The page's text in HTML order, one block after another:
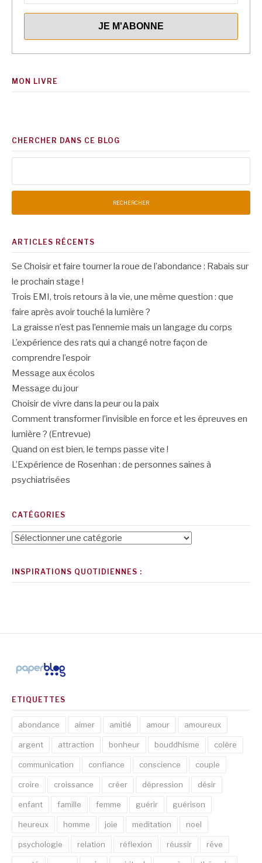
MON LIVRE
CHERCHER DANS CE BLOG
ARTICLES RÉCENTS
Se Choisir et faire tourner la roue de l’abondance : Rabais sur
le prochain stage !
Trois EMI, trois retours à la vie, une même question : que
faire après avoir touché la lumière ?
La graisse n’est pas l’ennemie mais un langage du corps
L’expérience des rats qui a changé notre façon de
comprendre l’espoir
Message aux écolos
Message du jour
Choisir de vivre dans la peur ou la paix
Comment transformer l’invisible en force et les épreuves en
lumière ? (Entrevue)
Quand on est bien, le temps passe vite !
L’Expérience de Rosenhan : de personnes saines à
psychiatrisées
CATÉGORIES
Catégories
INSPIRATIONS QUOTIDIENNES :
ETIQUETTES
abondance aimer amitié amour amoureux
argent attraction bonheur bouddhisme colère
communication confiance conscience couple
croire croissance créer dépression désir
enfant famille femme guérir guérison
heureux homme joie meditation noel
psychologie relation réflexion réussir rêve